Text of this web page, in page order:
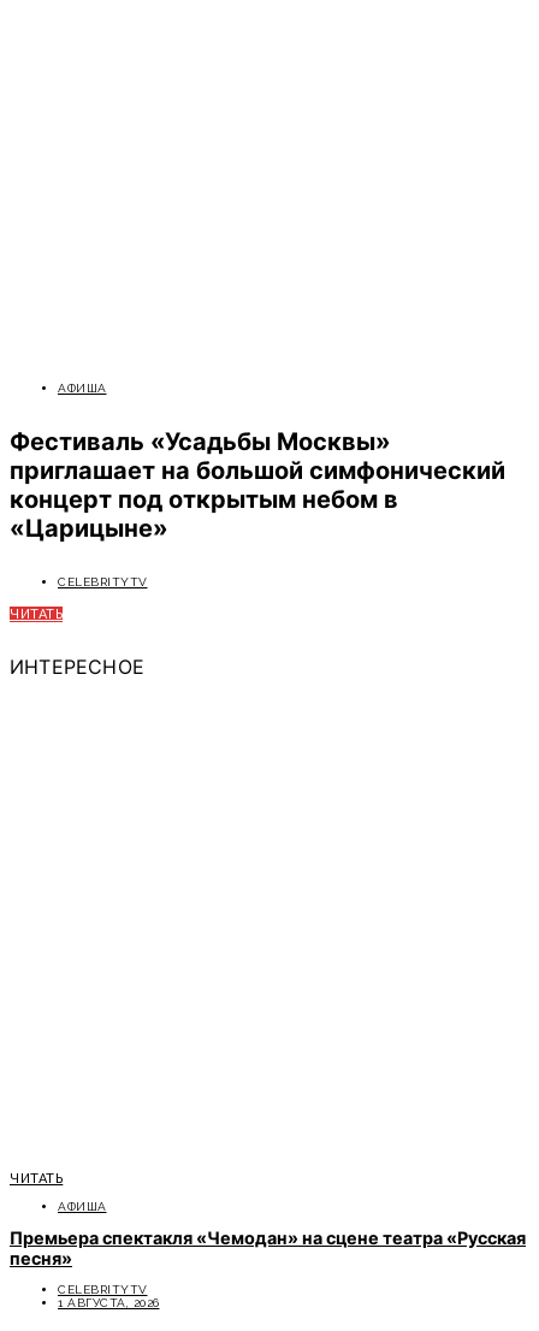
АФИША
Фестиваль «Усадьбы Москвы»
приглашает на большой симфонический
концерт под открытым небом в
«Царицыне»
CELEBRITYTV
ЧИТАТЬ
ИНТЕРЕСНОЕ
ЧИТАТЬ
АФИША
Премьера спектакля «Чемодан» на сцене театра «Русская
песня»
CELEBRITYTV
1 АВГУСТА, 2026